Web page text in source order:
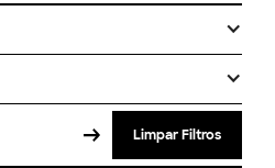
Limpar Filtros